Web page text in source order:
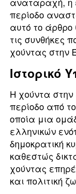
περίοδο
αυτό το
τις συνθήκες
χούντας στην
Ιστορικό
Η χούντα
περίοδο από
οποία μια
ελληνικών
δημοκρατική
καθεστώς
χούντας
και πολιτική